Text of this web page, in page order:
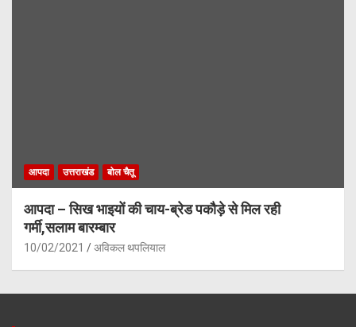
आपदा उत्तराखंड बोल चैतू
आपदा – सिख भाइयों की चाय-ब्रेड पकौड़े से मिल रही
गर्मी,सलाम बारम्बार
10/02/2021 अविकल थपलियाल